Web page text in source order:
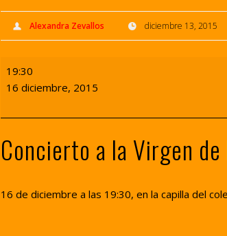
Alexandra Zevallos diciembre 13, 2015
Concierto
Virgen
la
2015
19:30
16 diciembre, 2015
Concierto a la Virgen de
16 de diciembre a las 19:30, en la capilla del